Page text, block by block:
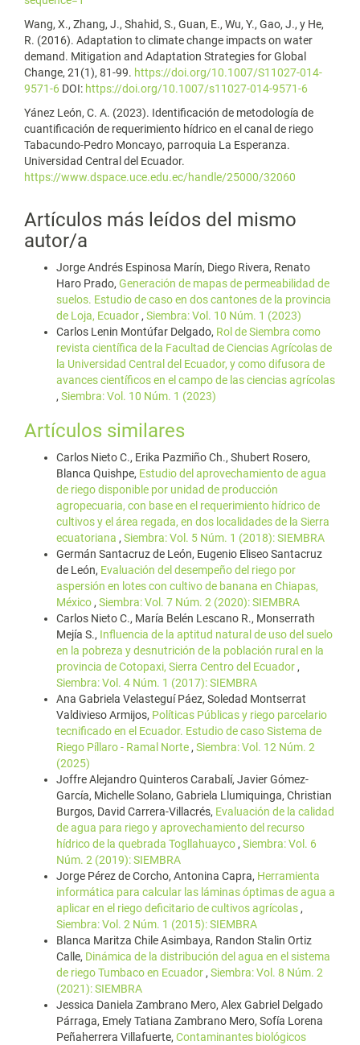
Wang, X., Zhang, J., Shahid, S., Guan, E., Wu, Y., Gao, J., y He,
R. (2016). Adaptation to climate change impacts on water
demand. Mitigation and Adaptation Strategies for Global
Change, 21(1), 81-99. https://doi.org/10.1007/S11027-014-
9571-6 DOI: https://doi.org/10.1007/s11027-014-9571-6
Yánez León, C. A. (2023). Identificación de metodología de
cuantificación de requerimiento hídrico en el canal de riego
Tabacundo-Pedro Moncayo, parroquia La Esperanza.
Universidad Central del Ecuador.
https://www.dspace.uce.edu.ec/handle/25000/32060
Artículos más leídos del mismo
autor/a
Jorge Andrés Espinosa Marín, Diego Rivera, Renato
Haro Prado, Generación de mapas de permeabilidad de
suelos. Estudio de caso en dos cantones de la provincia
de Loja, Ecuador , Siembra: Vol. 10 Núm. 1 (2023)
Carlos Lenin Montúfar Delgado, Rol de Siembra como
revista científica de la Facultad de Ciencias Agrícolas de
la Universidad Central del Ecuador, y como difusora de
avances científicos en el campo de las ciencias agrícolas
, Siembra: Vol. 10 Núm. 1 (2023)
Artículos similares
Carlos Nieto C., Erika Pazmiño Ch., Shubert Rosero,
Blanca Quishpe, Estudio del aprovechamiento de agua
de riego disponible por unidad de producción
agropecuaria, con base en el requerimiento hídrico de
cultivos y el área regada, en dos localidades de la Sierra
ecuatoriana , Siembra: Vol. 5 Núm. 1 (2018): SIEMBRA
Germán Santacruz de León, Eugenio Eliseo Santacruz
de León, Evaluación del desempeño del riego por
aspersión en lotes con cultivo de banana en Chiapas,
México , Siembra: Vol. 7 Núm. 2 (2020): SIEMBRA
Carlos Nieto C., María Belén Lescano R., Monserrath
Mejía S., Influencia de la aptitud natural de uso del suelo
en la pobreza y desnutrición de la población rural en la
provincia de Cotopaxi, Sierra Centro del Ecuador ,
Siembra: Vol. 4 Núm. 1 (2017): SIEMBRA
Ana Gabriela Velasteguí Páez, Soledad Montserrat
Valdivieso Armijos, Políticas Públicas y riego parcelario
tecnificado en el Ecuador. Estudio de caso Sistema de
Riego Píllaro - Ramal Norte , Siembra: Vol. 12 Núm. 2
(2025)
Joffre Alejandro Quinteros Carabalí, Javier Gómez-
García, Michelle Solano, Gabriela Llumiquinga, Christian
Burgos, David Carrera-Villacrés, Evaluación de la calidad
de agua para riego y aprovechamiento del recurso
hídrico de la quebrada Togllahuayco , Siembra: Vol. 6
Núm. 2 (2019): SIEMBRA
Jorge Pérez de Corcho, Antonina Capra, Herramienta
informática para calcular las láminas óptimas de agua a
aplicar en el riego deficitario de cultivos agrícolas ,
Siembra: Vol. 2 Núm. 1 (2015): SIEMBRA
Blanca Maritza Chile Asimbaya, Randon Stalin Ortiz
Calle, Dinámica de la distribución del agua en el sistema
de riego Tumbaco en Ecuador , Siembra: Vol. 8 Núm. 2
(2021): SIEMBRA
Jessica Daniela Zambrano Mero, Alex Gabriel Delgado
Párraga, Emely Tatiana Zambrano Mero, Sofía Lorena
Peñaherrera Villafuerte, Contaminantes biológicos